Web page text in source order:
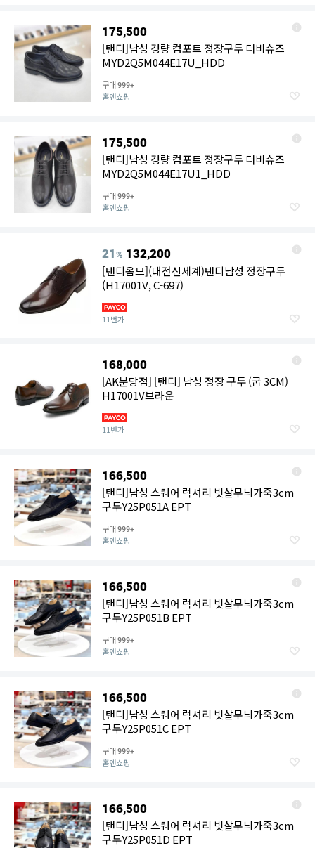
175,500
[탠디]남성 경량 컴포트 정장구두 더비슈즈
MYD2Q5M044E17U_HDD
구매999+
홈앤쇼핑
175,500
[탠디]남성 경량 컴포트 정장구두 더비슈즈
MYD2Q5M044E17U1_HDD
구매999+
홈앤쇼핑
21% 132,200
[탠디옴므](대전신세계)탠디남성 정장구두
(H17001V, C-697)
11번가
168,000
[AK분당점] [탠디] 남성 정장 구두 (굽 3CM)
H17001V브라운
11번가
166,500
[탠디]남성 스퀘어 럭셔리 빗살무늬가죽3cm
구두Y25P051A EPT
구매999+
홈앤쇼핑
166,500
[탠디]남성 스퀘어 럭셔리 빗살무늬가죽3cm
구두Y25P051B EPT
구매999+
홈앤쇼핑
166,500
[탠디]남성 스퀘어 럭셔리 빗살무늬가죽3cm
구두Y25P051C EPT
구매999+
홈앤쇼핑
166,500
[탠디]남성 스퀘어 럭셔리 빗살무늬가죽3cm
구두Y25P051D EPT